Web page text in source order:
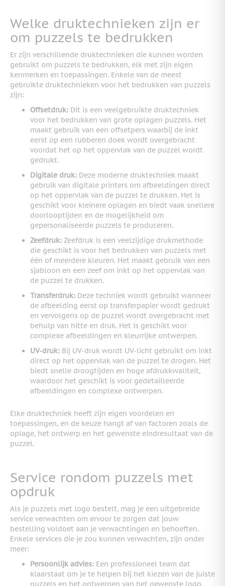
Welke druktechnieken zijn er
om puzzels te bedrukken
Er zijn verschillende druktechnieken die kunnen worden
gebruikt om puzzels te bedrukken, elk met zijn eigen
kenmerken en toepassingen. Enkele van de meest
gebruikte druktechnieken voor het bedrukken van puzzels
zijn:
Offsetdruk: Dit is een veelgebruikte druktechniek
voor het bedrukken van grote oplagen puzzels. Het
maakt gebruik van een offsetpers waarbij de inkt
eerst op een rubberen doek wordt overgebracht
voordat het op het oppervlak van de puzzel wordt
gedrukt.
Digitale druk: Deze moderne druktechniek maakt
gebruik van digitale printers om afbeeldingen direct
op het oppervlak van de puzzel te drukken. Het is
geschikt voor kleinere oplagen en biedt vaak snellere
doorlooptijden en de mogelijkheid om
gepersonaliseerde puzzels te produceren.
Zeefdruk: Zeefdruk is een veelzijdige drukmethode
die geschikt is voor het bedrukken van puzzels met
één of meerdere kleuren. Het maakt gebruik van een
sjabloon en een zeef om inkt op het oppervlak van
de puzzel te drukken.
Transferdruk: Deze techniek wordt gebruikt wanneer
de afbeelding eerst op transferpapier wordt gedrukt
en vervolgens op de puzzel wordt overgebracht met
behulp van hitte en druk. Het is geschikt voor
complexe afbeeldingen en kleurrijke ontwerpen.
UV-druk: Bij UV-druk wordt UV-licht gebruikt om inkt
direct op het oppervlak van de puzzel te drogen. Het
biedt snelle droogtijden en hoge afdrukkwaliteit,
waardoor het geschikt is voor gedetailleerde
afbeeldingen en complexe ontwerpen.
Elke druktechniek heeft zijn eigen voordelen en
toepassingen, en de keuze hangt af van factoren zoals de
oplage, het ontwerp en het gewenste eindresultaat van de
puzzel.
Service rondom puzzels met
opdruk
Als je puzzels met logo bestelt, mag je een uitgebreide
service verwachten om ervoor te zorgen dat jouw
bestelling voldoet aan je verwachtingen en behoeften.
Enkele services die je zou kunnen verwachten, zijn onder
meer:
Persoonlijk advies: Een professioneel team dat
klaarstaat om je te helpen bij het kiezen van de juiste
puzzels en het ontwerpen van het gewenste logo.